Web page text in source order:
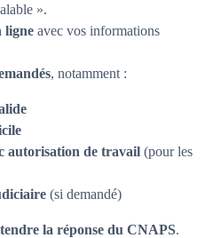
».
ligne avec vos informations
, notamment :
autorisation de travail (pour les
(si demandé)
la réponse du CNAPS.